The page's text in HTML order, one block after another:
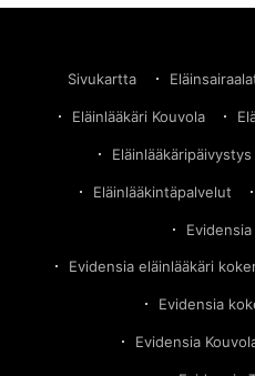
ulosteeseensa ja että
Sivukartta
Eläinlääkäri Kouvola
Eläinlääkäripäivystys
Eläinlääkintäpalvelut
Evidensia eläinlääkäri
Evidensia
Evidensia